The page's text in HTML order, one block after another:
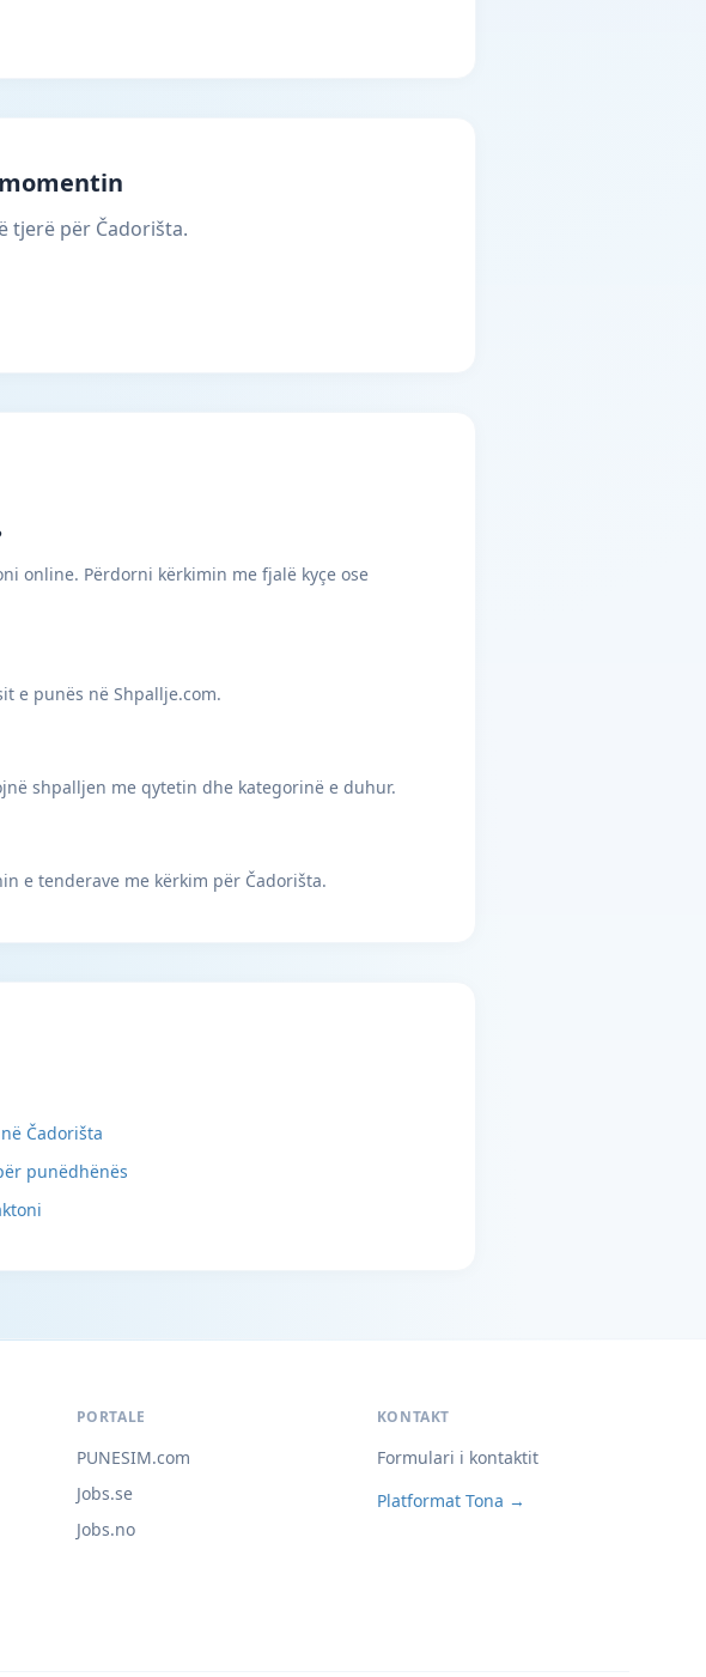
tjerë për Čadorišta.
online. Përdorni kërkimin me fjalë kyçe ose
e punës në Shpallje.com.
shpalljen me qytetin dhe kategorinë e duhur.
e tenderave me kërkim për Čadorišta.
Čadorišta
punëdhënës
PORTALE
PUNESIM.com
Jobs.se
Jobs.no
KONTAKT
Formulari i kontaktit
Platformat Tona →